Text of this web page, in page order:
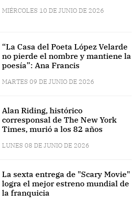
MIÉRCOLES 10 DE JUNIO DE 2026
“La Casa del Poeta López Velarde
no pierde el nombre y mantiene la
poesía”: Ana Francis
MARTES 09 DE JUNIO DE 2026
Alan Riding, histórico
corresponsal de The New York
Times, murió a los 82 años
LUNES 08 DE JUNIO DE 2026
La sexta entrega de "Scary Movie"
logra el mejor estreno mundial de
la franquicia